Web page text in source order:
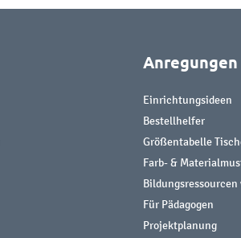
Anregungen
Einrichtungsideen
Bestellhelfer
Größentabelle
Farb- &
Bildungsressourcen
Für Pädagogen
Projektplanung